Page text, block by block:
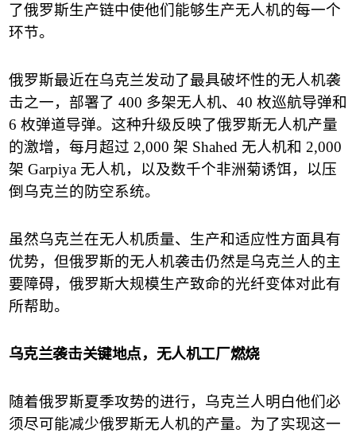
了俄罗斯生产链中使他们能够生产无人机的每一个
环节。
俄罗斯最近在乌克兰发动了最具破坏性的无人机袭
击之一，部署了 400 多架无人机、 40 枚巡航导弹和
6 枚弹道导弹。这种升级反映了俄罗斯无人机产量
的激增，每月超过 2,000 架 Shahed 无人机和 2,000
架 Garpiya 无人机，以及数千个非洲菊诱饵，以压
倒乌克兰的防空系统。
虽然乌克兰在无人机质量、生产和适应性方面具有
优势，但俄罗斯的无人机袭击仍然是乌克兰人的主
要障碍，俄罗斯大规模生产致命的光纤变体对此有
所帮助。
乌克兰袭击关键地点，无人机工厂燃烧
随着俄罗斯夏季攻势的进行，乌克兰人明白他们必
须尽可能减少俄罗斯无人机的产量。为了实现这一